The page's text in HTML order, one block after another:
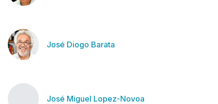
José Diogo Barata
José Miguel Lopez-Novoa